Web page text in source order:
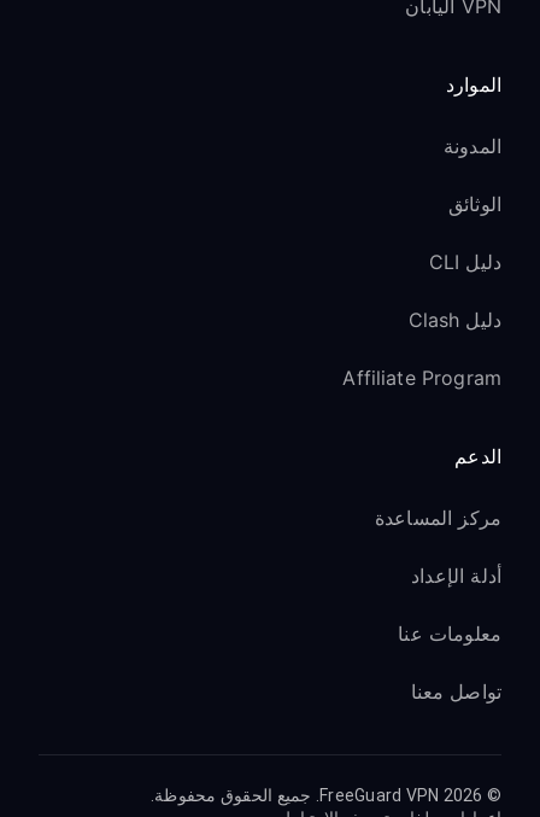
VPN اليابان
الموارد
المدونة
الوثائق
دليل CLI
دليل Clash
Affiliate Program
الدعم
مركز المساعدة
أدلة الإعداد
معلومات عنا
تواصل معنا
© 2026 FreeGuard VPN. جميع الحقوق محفوظة.